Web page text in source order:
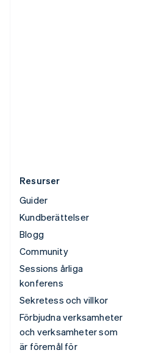
Resurser
Guider
Kundberättelser
Blogg
Community
Sessions årliga
konferens
Sekretess och villkor
Förbjudna verksamheter
och verksamheter som
är föremål för